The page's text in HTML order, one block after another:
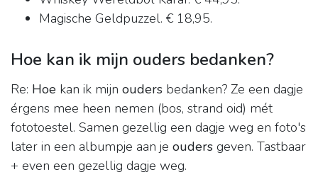
Magische Geldpuzzel. € 18,95.
Hoe kan ik mijn ouders bedanken?
Re: Hoe kan ik mijn ouders bedanken? Ze een dagje
érgens mee heen nemen (bos, strand oid) mét
fototoestel. Samen gezellig een dagje weg en foto's
later in een albumpje aan je ouders geven. Tastbaar
+ even een gezellig dagje weg.